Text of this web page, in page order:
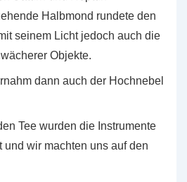
Halbmond rundete den
seinem Licht jedoch auch die
Objekte.
dann auch der Hochnebel
Tee wurden die Instrumente
und wir machten uns auf den